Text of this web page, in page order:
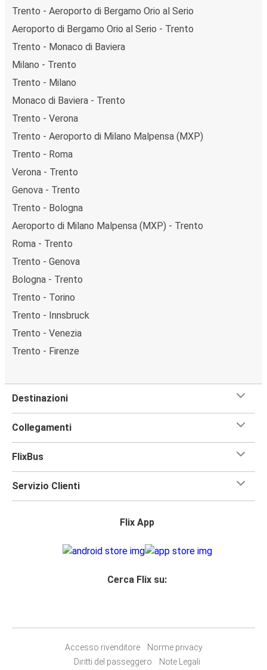
Trento - Aeroporto di Bergamo Orio al Serio
Aeroporto di Bergamo Orio al Serio - Trento
Trento - Monaco di Baviera
Milano - Trento
Trento - Milano
Monaco di Baviera - Trento
Trento - Verona
Trento - Aeroporto di Milano Malpensa (MXP)
Trento - Roma
Verona - Trento
Genova - Trento
Trento - Bologna
Aeroporto di Milano Malpensa (MXP) - Trento
Roma - Trento
Trento - Genova
Bologna - Trento
Trento - Torino
Trento - Innsbruck
Trento - Venezia
Trento - Firenze
Destinazioni
Collegamenti
FlixBus
Servizio Clienti
Flix App
Cerca Flix su:
Accesso rivenditore
Norme privacy
Diritti del passeggero
Note Legali